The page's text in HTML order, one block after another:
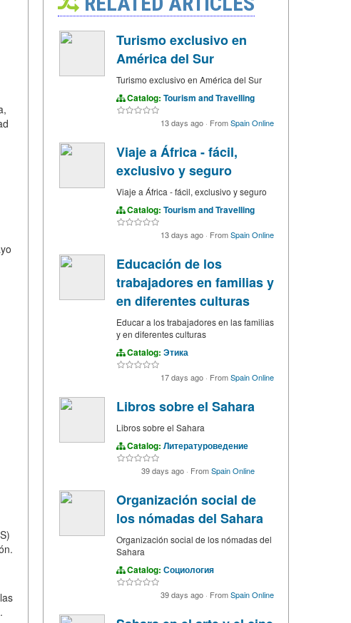
Turismo exclusivo en
América del Sur
Turismo exclusivo en América del Sur
Catalog: Tourism and Travelling
13 days ago · FromSpain Online
Viaje a África - fácil,
exclusivo y seguro
Viaje a África - fácil, exclusivo y seguro
Catalog: Tourism and Travelling
13 days ago · FromSpain Online
Educación de los
trabajadores en familias y
en diferentes culturas
Educar a los trabajadores en las familias
y en diferentes culturas
Catalog: Этика
17 days ago · FromSpain Online
Libros sobre el Sahara
Libros sobre el Sahara
Catalog: Литературоведение
39 days ago · FromSpain Online
Organización social de
los nómadas del Sahara
Organización social de los nómadas del
Sahara
Catalog: Социология
39 days ago · FromSpain Online